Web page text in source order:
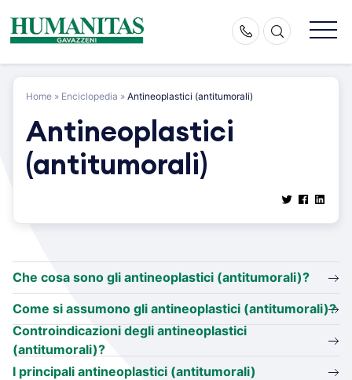
content
Home » Enciclopedia » Antineoplastici (antitumorali)
Antineoplastici
(antitumorali)
Che cosa sono gli antineoplastici (antitumorali)?
Come si assumono gli antineoplastici (antitumorali)?
Controindicazioni degli antineoplastici
(antitumorali)?
I principali antineoplastici (antitumorali)